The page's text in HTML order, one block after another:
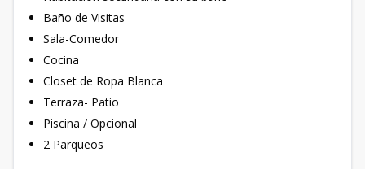
Baño de Visitas
Sala-Comedor
Cocina
Closet de Ropa Blanca
Terraza- Patio
Piscina / Opcional
2 Parqueos